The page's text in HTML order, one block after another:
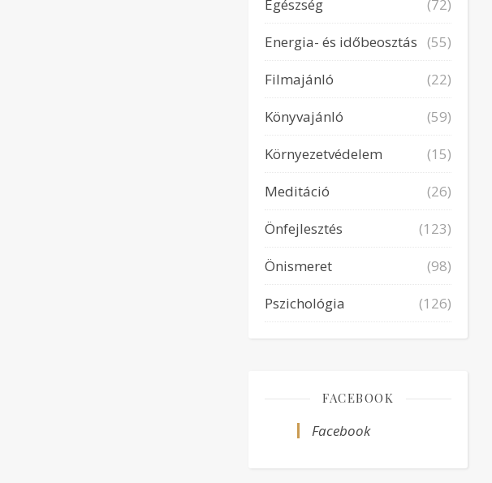
Egészség
(72)
Energia- és időbeosztás (55)
Filmajánló
(22)
Könyvajánló
(59)
Környezetvédelem
(15)
Meditáció
(26)
Önfejlesztés
(123)
Önismeret
(98)
Pszichológia
(126)
FACEBOOK
Facebook